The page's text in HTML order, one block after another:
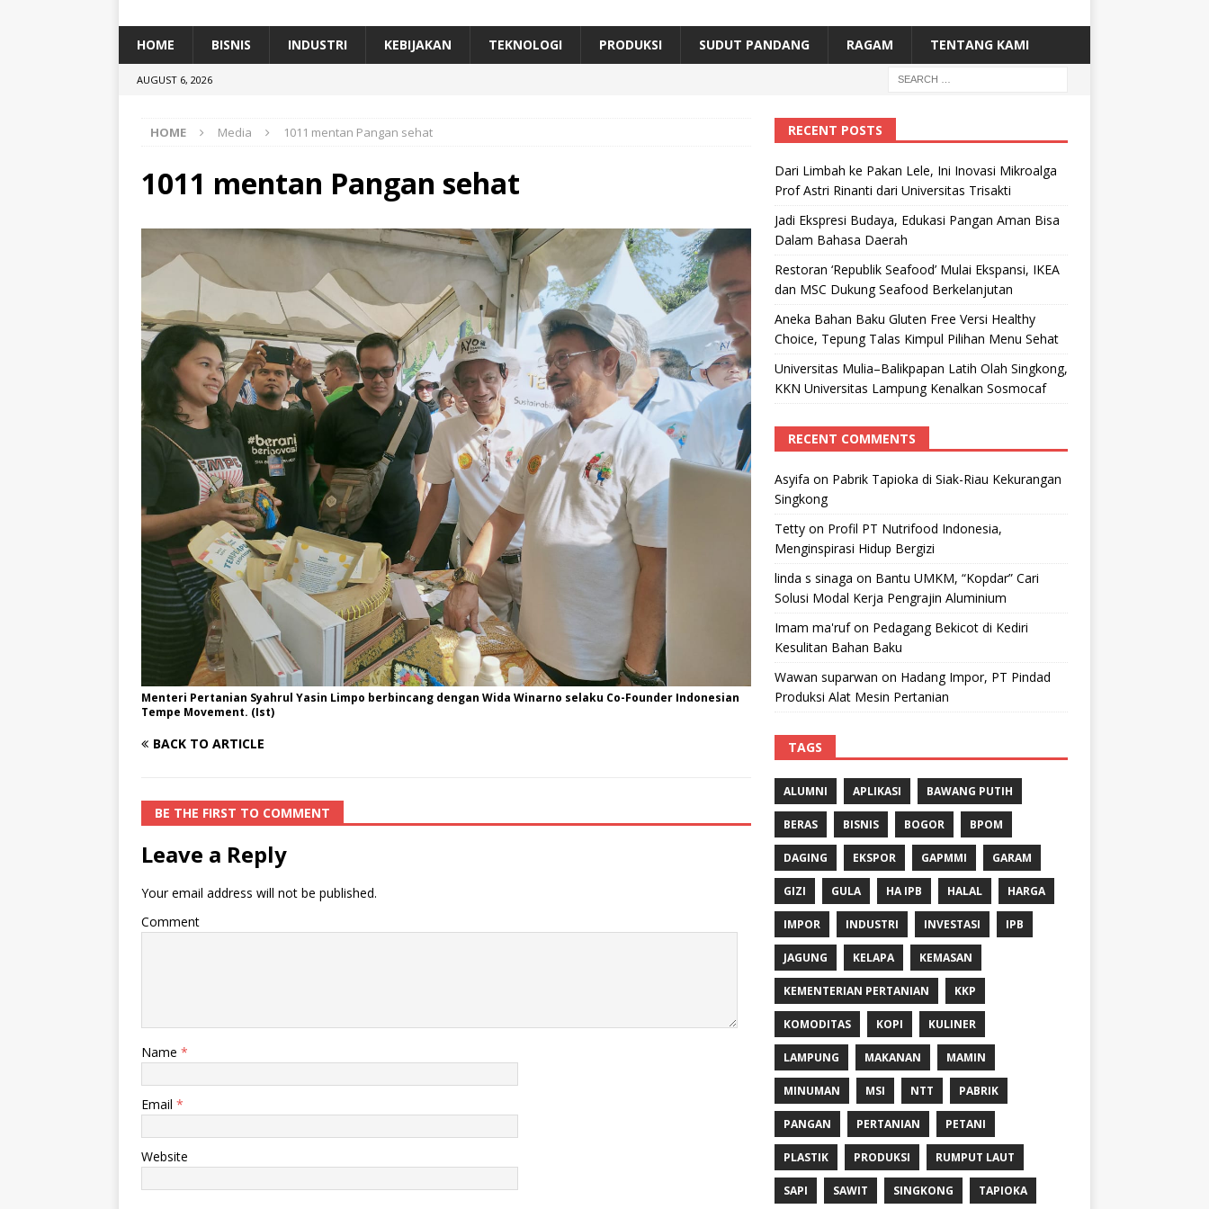
[ June 29, 2026 ] Restoran ‘Republik Seafood’ Mulai Ekspansi, IKEA dan MSC Dukung Seafood Berkelanjutan
HOME BISNIS INDUSTRI KEBIJAKAN TEKNOLOGI PRODUKSI SUDUT PANDANG RAGAM TENTANG KAMI
AUGUST 6, 2026
HOME Media 1011 mentan Pangan sehat
1011 mentan Pangan sehat
Menteri Pertanian Syahrul Yasin Limpo berbincang dengan Wida Winarno selaku Co-Founder Indonesian
Tempe Movement. (Ist)
BACK TO ARTICLE
BE THE FIRST TO COMMENT
Leave a Reply
Your email address will not be published.
Comment
Name *
Email *
Website
RECENT POSTS
Dari Limbah ke Pakan Lele, Ini Inovasi Mikroalga
Prof Astri Rinanti dari Universitas Trisakti
Jadi Ekspresi Budaya, Edukasi Pangan Aman Bisa
Dalam Bahasa Daerah
Restoran ‘Republik Seafood’ Mulai Ekspansi, IKEA
dan MSC Dukung Seafood Berkelanjutan
Aneka Bahan Baku Gluten Free Versi Healthy
Choice, Tepung Talas Kimpul Pilihan Menu Sehat
Universitas Mulia–Balikpapan Latih Olah Singkong,
KKN Universitas Lampung Kenalkan Sosmocaf
RECENT COMMENTS
Asyifa on Pabrik Tapioka di Siak-Riau Kekurangan
Singkong
Tettyon Profil PT Nutrifood Indonesia,
Menginspirasi Hidup Bergizi
linda s sinaga on Bantu UMKM, “Kopdar” Cari
Solusi Modal Kerja Pengrajin Aluminium
Imam ma'rufon Pedagang Bekicot di Kediri
Kesulitan Bahan Baku
Wawan suparwan on Hadang Impor, PT Pindad
Produksi Alat Mesin Pertanian
TAGS
ALUMNI APLIKASI BAWANG PUTIH
BERAS BISNIS BOGOR BPOM
DAGING EKSPOR GAPMMI GARAM
GIZI GULA HA IPB HALAL HARGA
IMPOR INDUSTRI INVESTASI IPB
JAGUNG KELAPA KEMASAN
KEMENTERIAN PERTANIAN KKP
KOMODITAS KOPI KULINER
LAMPUNG MAKANAN MAMIN
MINUMAN MSI NTT PABRIK
PANGAN PERTANIAN PETANI
PLASTIK PRODUKSI RUMPUT LAUT
SAPI SAWIT SINGKONG TAPIOKA